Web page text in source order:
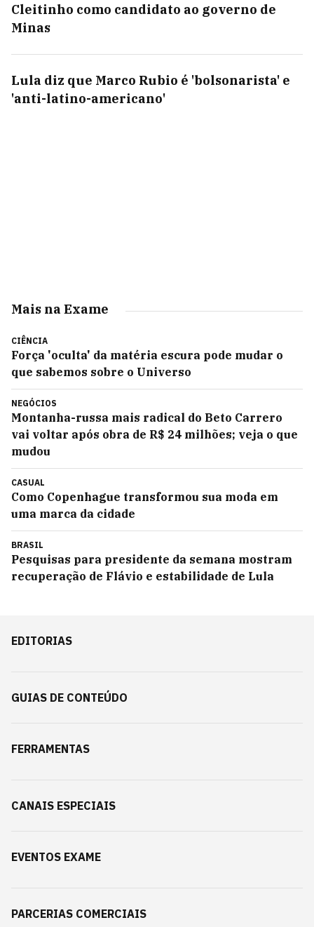
Cleitinho como candidato ao governo de
Minas
Lula diz que Marco Rubio é 'bolsonarista' e
'anti-latino-americano'
Mais na Exame
CIÊNCIA
Força 'oculta' da matéria escura pode mudar o
que sabemos sobre o Universo
NEGÓCIOS
Montanha-russa mais radical do Beto Carrero
vai voltar após obra de R$ 24 milhões; veja o que
mudou
CASUAL
Como Copenhague transformou sua moda em
uma marca da cidade
BRASIL
Pesquisas para presidente da semana mostram
recuperação de Flávio e estabilidade de Lula
EDITORIAS
GUIAS DE CONTEÚDO
FERRAMENTAS
CANAIS ESPECIAIS
EVENTOS EXAME
PARCERIAS COMERCIAIS